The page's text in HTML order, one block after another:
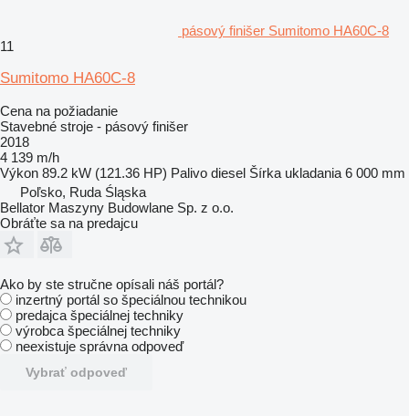
pásový finišer Sumitomo HA60C-8
11
Sumitomo HA60C-8
Cena na požiadanie
Stavebné stroje - pásový finišer
2018
4 139 m/h
Výkon 89.2 kW (121.36 HP) Palivo diesel Šírka ukladania 6 000 mm
Poľsko, Ruda Śląska
Bellator Maszyny Budowlane Sp. z o.o.
Obráťte sa na predajcu
Ako by ste stručne opísali náš portál?
inzertný portál so špeciálnou technikou
predajca špeciálnej techniky
výrobca špeciálnej techniky
neexistuje správna odpoveď
Vybrať odpoveď